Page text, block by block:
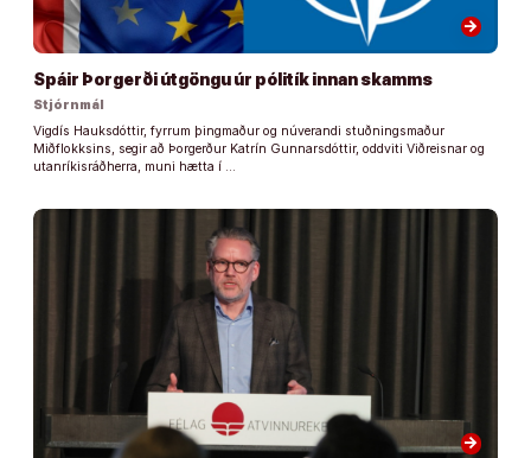
arrow_forward
Spáir Þorgerði útgöngu úr pólitík innan skamms
Stjórnmál
Vigdís Hauksdóttir, fyrrum þingmaður og núverandi stuðningsmaður
Miðflokksins, segir að Þorgerður Katrín Gunnarsdóttir, oddviti Viðreisnar og
utanríkisráðherra, muni hætta í …
arrow_forward